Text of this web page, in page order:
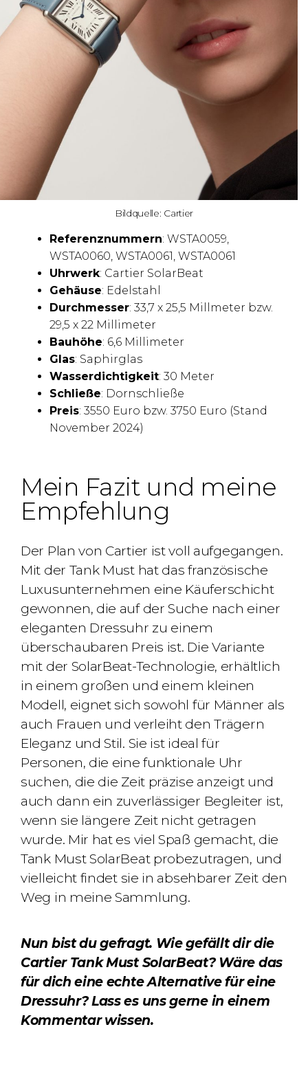
Bildquelle: Cartier
Referenznummern: WSTA0059,
WSTA0060, WSTA0061, WSTA0061
Uhrwerk: Cartier SolarBeat
Gehäuse: Edelstahl
Durchmesser: 33,7 x 25,5 Millmeter bzw.
29,5 x 22 Millimeter
Bauhöhe: 6,6 Millimeter
Glas: Saphirglas
Wasserdichtigkeit: 30 Meter
Schließe: Dornschließe
Preis: 3550 Euro bzw. 3750 Euro (Stand
November 2024)
Mein Fazit und meine
Empfehlung
Der Plan von Cartier ist voll aufgegangen.
Mit der Tank Must hat das französische
Luxusunternehmen eine Käuferschicht
gewonnen, die auf der Suche nach einer
eleganten Dressuhr zu einem
überschaubaren Preis ist. Die Variante
mit der SolarBeat-Technologie, erhältlich
in einem großen und einem kleinen
Modell, eignet sich sowohl für Männer als
auch Frauen und verleiht den Trägern
Eleganz und Stil. Sie ist ideal für
Personen, die eine funktionale Uhr
suchen, die die Zeit präzise anzeigt und
auch dann ein zuverlässiger Begleiter ist,
wenn sie längere Zeit nicht getragen
wurde. Mir hat es viel Spaß gemacht, die
Tank Must SolarBeat probezutragen, und
vielleicht findet sie in absehbarer Zeit den
Weg in meine Sammlung.
Nun bist du gefragt. Wie gefällt dir die
Cartier Tank Must SolarBeat? Wäre das
für dich eine echte Alternative für eine
Dressuhr? Lass es uns gerne in einem
Kommentar wissen.